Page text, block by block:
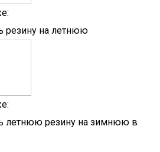
резину на летнюю
летнюю резину на зимнюю в